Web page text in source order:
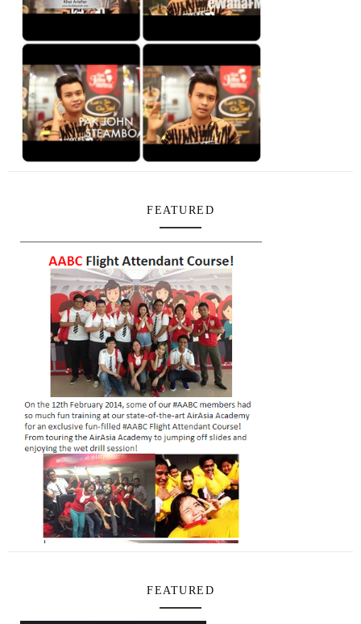
FEATURED
FEATURED